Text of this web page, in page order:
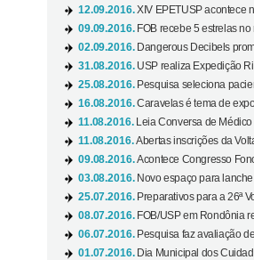
12.09.2016.XIV EPETUSP acontece
09.09.2016. FOB recebe 5 estrelas
02.09.2016. Dangerous Decibels
31.08.2016. USP realiza Expedição
25.08.2016. Pesquisa seleciona
16.08.2016.Caravelas é tema de
11.08.2016.
Leia Conversa de
11.08.2016.Abertas inscrições da
09.08.2016.Acontece Congresso
03.08.2016. Novo espaço para
25.07.2016. Preparativos para a 26ª
08.07.2016. FOB/USP em Rondônia
06.07.2016. Pesquisa faz avaliação
01.07.2016. Dia Municipal dos